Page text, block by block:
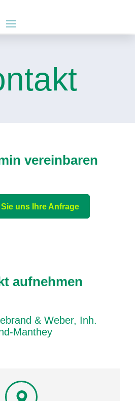
vereinbaren
uns Ihre Anfrage
aufnehmen
& Weber, Inh.
Manthey